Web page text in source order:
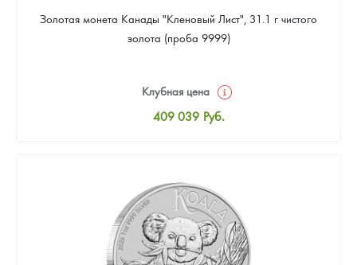
Золотая монета Канады "Кленовый Лист", 31.1 г чистого
золота (проба 9999)
Клубная цена
409 039 Руб.
Цена выкупа
384 869 Руб.